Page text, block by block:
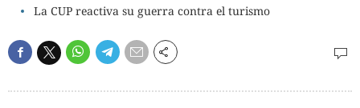
La CUP reactiva su guerra contra el turismo